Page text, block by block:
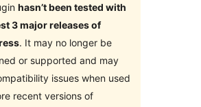
hasn’t been tested with
3 major releases of
. It may no longer be
or supported and may
issues when used
recent versions of